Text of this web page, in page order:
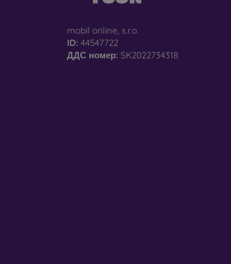
mobil online, s.r.o.
ID: 44547722
ДДС ​​номер: SK2022734318